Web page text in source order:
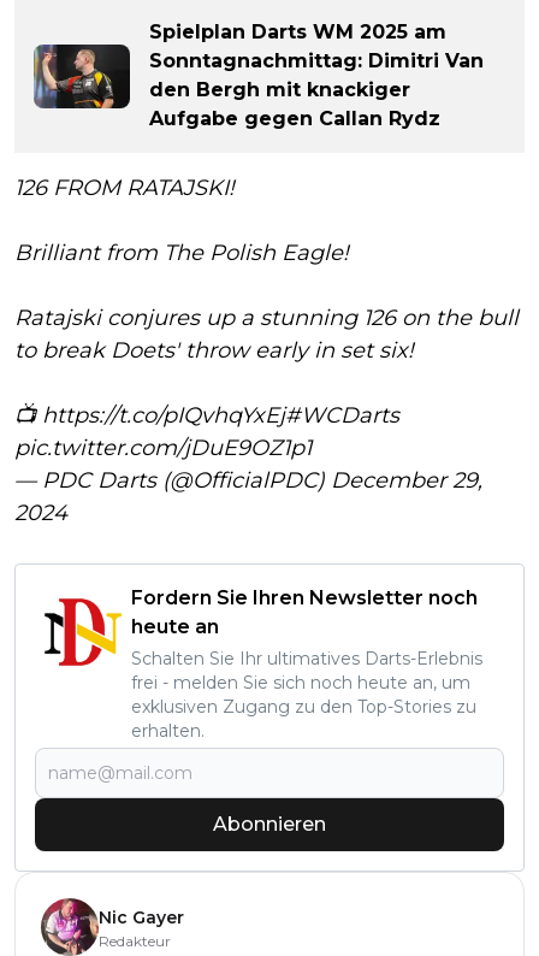
Spielplan Darts WM 2025 am
Sonntagnachmittag: Dimitri Van
den Bergh mit knackiger
Aufgabe gegen Callan Rydz
126 FROM RATAJSKI!
Brilliant from The Polish Eagle!
Ratajski conjures up a stunning 126 on the bull
to break Doets' throw early in set six!
📺 https://t.co/pIQvhqYxEj#WCDarts
pic.twitter.com/jDuE9OZ1p1
— PDC Darts (@OfficialPDC) December 29,
2024
Fordern Sie Ihren Newsletter noch
heute an
Schalten Sie Ihr ultimatives Darts-Erlebnis
frei - melden Sie sich noch heute an, um
exklusiven Zugang zu den Top-Stories zu
erhalten.
Abonnieren
Nic Gayer
Redakteur